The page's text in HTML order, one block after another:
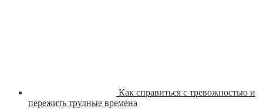
Как справиться с тревожностью и
пережить трудные времена